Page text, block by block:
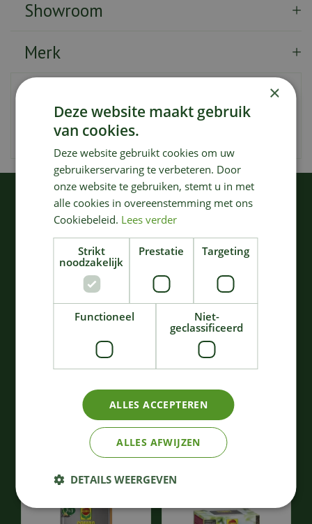
Showroom
Merk
193200
EAN code
5411196016099
KIJK OOK EENS NAAR:
Compo Gazonzaad
Sport & Spel - Promo
45,
Bestellen
Compo Easy Mix 2 In 1 -
100 M²
36,
Bestellen
×
Deze website maakt gebruik
van cookies.
Deze website gebruikt cookies om uw
gebruikerservaring te verbeteren. Door
onze website te gebruiken, stemt u in met
alle cookies in overeenstemming met ons
Cookiebeleid. Lees verder
Strikt
noodzakelijk
Prestatie Targeting
Functioneel
Niet-
geclassificeerd
ALLES ACCEPTEREN
ALLES AFWIJZEN
DETAILS WEERGEVEN